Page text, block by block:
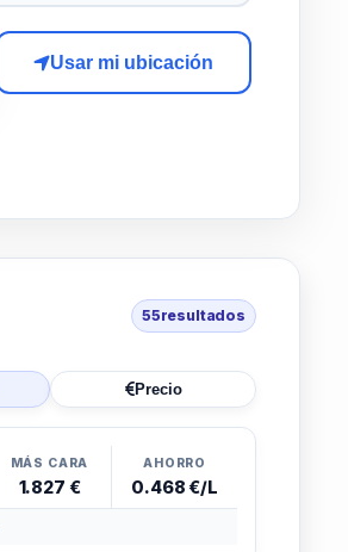
Usar mi ubicación
55resultados
Precio
MÁS CARA
1.827 €
AHORRO
0.468 €/L